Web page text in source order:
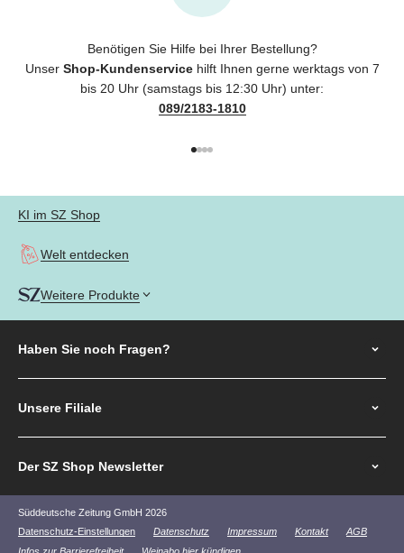
Benötigen Sie Hilfe bei Ihrer Bestellung?
Unser Shop-Kundenservicehilft Ihnen gerne werktags von 7
bis 20 Uhr (samstags bis 12:30 Uhr) unter:
089/2183-1810
KI im SZ Shop
Welt entdecken
Weitere Produkte
Haben Sie noch Fragen?
Unsere Filiale
Der SZ Shop Newsletter
Süddeutsche Zeitung GmbH 2026
Datenschutz-Einstellungen
Datenschutz Impressum Kontakt
AGB